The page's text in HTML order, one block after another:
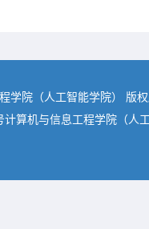
学院（人工智能学院） 版
算机与信息工程学院（人